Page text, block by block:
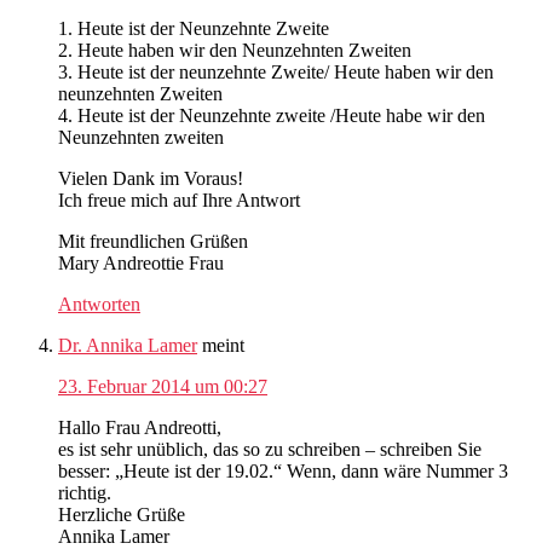
1. Heute ist der Neunzehnte Zweite
2. Heute haben wir den Neunzehnten Zweiten
3. Heute ist der neunzehnte Zweite/ Heute haben wir den
neunzehnten Zweiten
4. Heute ist der Neunzehnte zweite /Heute habe wir den
Neunzehnten zweiten
Vielen Dank im Voraus!
Ich freue mich auf Ihre Antwort
Mit freundlichen Grüßen
Mary Andreottie Frau
Antworten
Dr. Annika Lamer meint
23. Februar 2014 um 00:27
Hallo Frau Andreotti,
es ist sehr unüblich, das so zu schreiben – schreiben Sie
besser: „Heute ist der 19.02.“ Wenn, dann wäre Nummer 3
richtig.
Herzliche Grüße
Annika Lamer